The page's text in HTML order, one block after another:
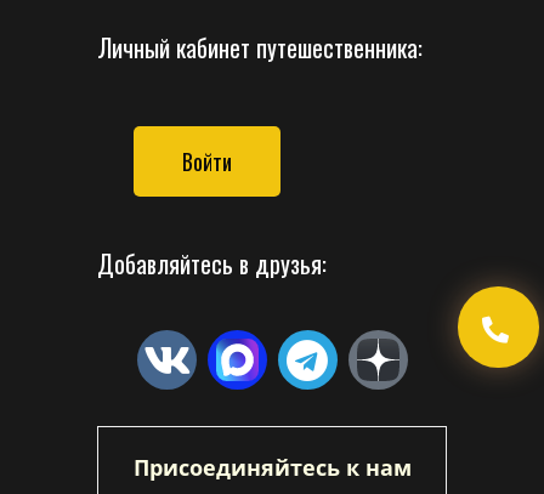
Личный кабинет путешественника:
Войти
Добавляйтесь в друзья:
Присоединяйтесь к нам